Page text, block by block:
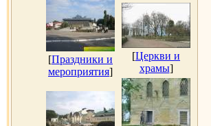
[Праздники и
мероприятия]
[Церкви и
храмы]